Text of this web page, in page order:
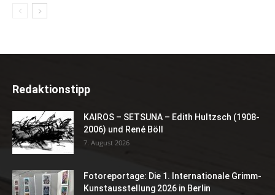
Redaktionstipp
KAIROS – SETSUNA – Edith Hultzsch (1908-
2006) und René Böll
7. August 2026
Fotoreportage: Die 1. Internationale Grimm-
Kunstausstellung 2026 in Berlin